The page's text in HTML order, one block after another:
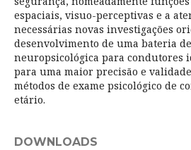
espaciais, visuo-perceptivas e a
necessárias novas investigações
desenvolvimento de uma bateria
neuropsicológica para condutores
para uma maior precisão e
métodos de exame psicológico de
etário.
DOWNLOADS